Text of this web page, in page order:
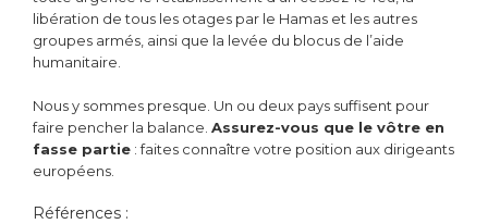
libération de tous les otages par le Hamas et les autres
groupes armés, ainsi que la levée du blocus de l’aide
humanitaire.
Nous y sommes presque. Un ou deux pays suffisent pour
faire pencher la balance. Assurez-vous que le vôtre en
fasse partie : faites connaître votre position aux dirigeants
européens.
Références :